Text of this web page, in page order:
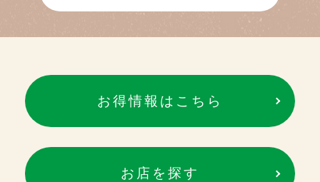
お得情報はこちら
お店を探す